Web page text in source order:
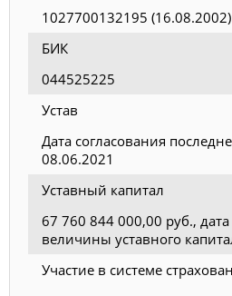
1027700132195 (16.08.2002)
БИК
044525225
Устав
Дата согласования
08.06.2021
Уставный капитал
67 760 844 000,00 руб.,
величины уставного
Участие в системе